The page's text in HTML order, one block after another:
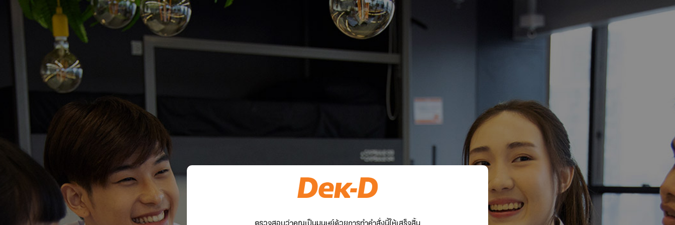
ตรวจสอบว่าคุณเป็นมนุษย์ด้วยการทำคำสั่งนี้ให้เสร็จสิ้น